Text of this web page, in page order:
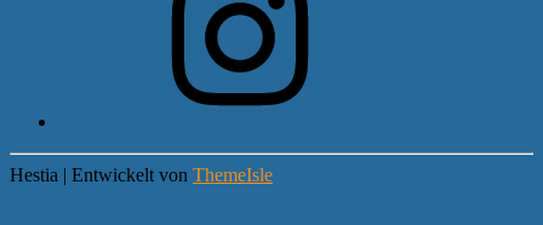
Hestia | Entwickelt von ThemeIsle